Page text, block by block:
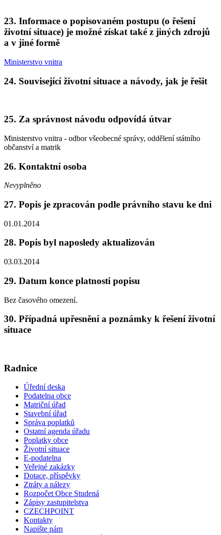
23. Informace o popisovaném postupu (o řešení
životní situace) je možné získat také z jiných zdrojů
a v jiné formě
Ministerstvo vnitra
24. Související životní situace a návody, jak je řešit
25. Za správnost návodu odpovídá útvar
Ministerstvo vnitra - odbor všeobecné správy, oddělení státního
občanství a matrik
26. Kontaktní osoba
Nevyplněno
27. Popis je zpracován podle právního stavu ke dni
01.01.2014
28. Popis byl naposledy aktualizován
03.03.2014
29. Datum konce platnosti popisu
Bez časového omezení.
30. Případná upřesnění a poznámky k řešení životní
situace
Radnice
Úřední deska
Podatelna obce
Matriční úřad
Stavební úřad
Správa poplatků
Ostatní agenda úřadu
Poplatky obce
Životní situace
E-podatelna
Veřejné zakázky
Dotace, příspěvky
Ztráty a nálezy
Rozpočet Obce Studená
Zápisy zastupitelstva
CZECHPOINT
Kontakty
Napište nám